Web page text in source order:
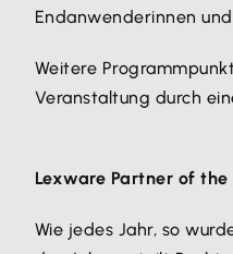
Endanwenderinnen
Weitere
Veranstaltung durch
Lexware Partner of
Wie jedes Jahr, so